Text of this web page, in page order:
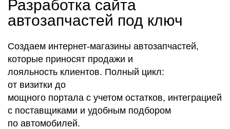
Разработка сайта
автозапчастей под ключ
Создаем интернет-магазины автозапчастей,
которые приносят продажи и
лояльность клиентов. Полный цикл:
от визитки до
мощного портала с учетом остатков, интеграцией
с поставщиками и удобным подбором
по автомобилей.